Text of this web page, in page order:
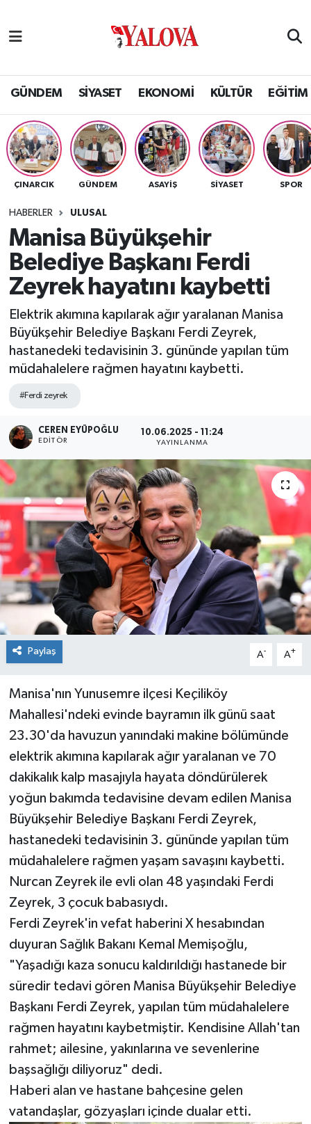
GÜNDEM SİYASET EKONOMİ KÜLTÜR EĞİTİM
ÇINARCIK GÜNDEM ASAYİŞ SİYASET SPOR
HABERLER ULUSAL
Manisa Büyükşehir
Belediye Başkanı Ferdi
Zeyrek hayatını kaybetti
Elektrik akımına kapılarak ağır yaralanan Manisa
Büyükşehir Belediye Başkanı Ferdi Zeyrek,
hastanedeki tedavisinin 3. gününde yapılan tüm
müdahalelere rağmen hayatını kaybetti.
#Ferdi zeyrek
CEREN EYÜPOĞLU
EDITÖR
10.06.2025 - 11:24
YAYINLANMA
Paylaş A- A+
Manisa'nın Yunusemre ilçesi Keçiliköy
Mahallesi'ndeki evinde bayramın ilk günü saat
23.30'da havuzun yanındaki makine bölümünde
elektrik akımına kapılarak ağır yaralanan ve 70
dakikalık kalp masajıyla hayata döndürülerek
yoğun bakımda tedavisine devam edilen Manisa
Büyükşehir Belediye Başkanı Ferdi Zeyrek,
hastanedeki tedavisinin 3. gününde yapılan tüm
müdahalelere rağmen yaşam savaşını kaybetti.
Nurcan Zeyrek ile evli olan 48 yaşındaki Ferdi
Zeyrek, 3 çocuk babasıydı.
Ferdi Zeyrek'in vefat haberini X hesabından
duyuran Sağlık Bakanı Kemal Memişoğlu,
"Yaşadığı kaza sonucu kaldırıldığı hastanede bir
süredir tedavi gören Manisa Büyükşehir Belediye
Başkanı Ferdi Zeyrek, yapılan tüm müdahalelere
rağmen hayatını kaybetmiştir. Kendisine Allah'tan
rahmet; ailesine, yakınlarına ve sevenlerine
başsağlığı diliyoruz" dedi.
Haberi alan ve hastane bahçesine gelen
vatandaşlar, gözyaşları içinde dualar etti.
SİYASET
EKONOMİ
KÜLTÜR
BİLİM VE TEKNOLOJİ
ASAYİŞ
SAĞLIK
SPOR
ULUSAL
RESMİ İLAN
Yalova Nöbetçi Eczaneler
Yalova Hava Durumu
Yalova Namaz Vakitleri
Yalova Trafik Yoğunluk Haritası
Tüm Manşetler
Son Dakika Haberleri
Haber Arşivi